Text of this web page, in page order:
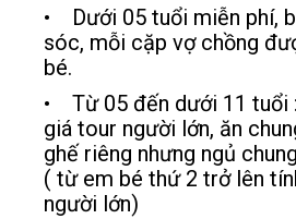
• Dưới 05 tuổi miễn phí,
sóc, mỗi cặp vợ chồng
bé.
• Từ 05 đến dưới 11 tuổi
giá tour người lớn, ăn
ghế riêng nhưng ngủ
( từ em bé thứ 2 trở lên
người lớn)